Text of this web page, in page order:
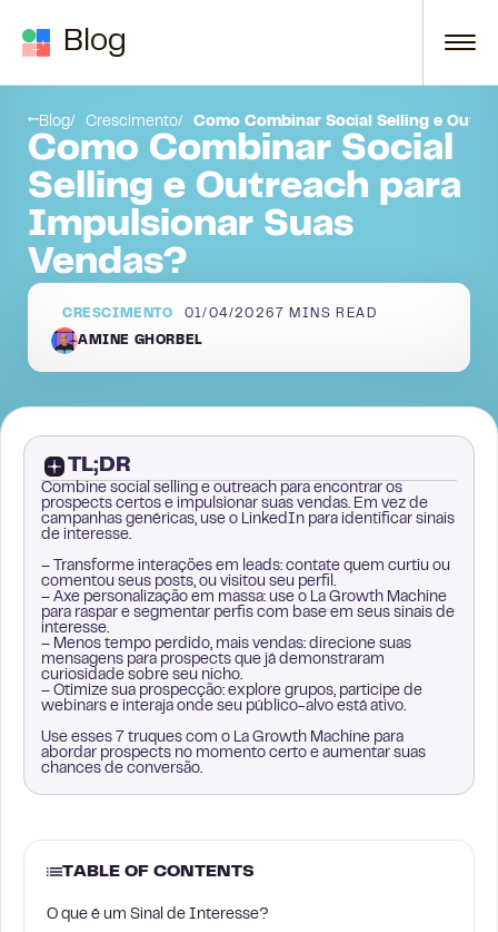
Blog
Blog Crescimento Como Combinar Social Selling e
Como Combinar Social
Selling e Outreach para
Impulsionar Suas
Vendas?
CRESCIMENTO 01/04/2026 7 MINS READ
AMINE GHORBEL
TL;DR
Combine social selling e outreach para encontrar os
prospects certos e impulsionar suas vendas. Em vez de
campanhas genéricas, use o LinkedIn para identificar sinais
de interesse.
– Transforme interações em leads: contate quem curtiu ou
comentou seus posts, ou visitou seu perfil.
– Axe personalização em massa: use o La Growth Machine
para raspar e segmentar perfis com base em seus sinais de
interesse.
– Menos tempo perdido, mais vendas: direcione suas
mensagens para prospects que já demonstraram
curiosidade sobre seu nicho.
– Otimize sua prospecção: explore grupos, participe de
webinars e interaja onde seu público-alvo está ativo.
Use esses 7 truques com o La Growth Machine para
abordar prospects no momento certo e aumentar suas
chances de conversão.
TABLE OF CONTENTS
O que é um Sinal de Interesse?
O que é um Sinal de Interesse?